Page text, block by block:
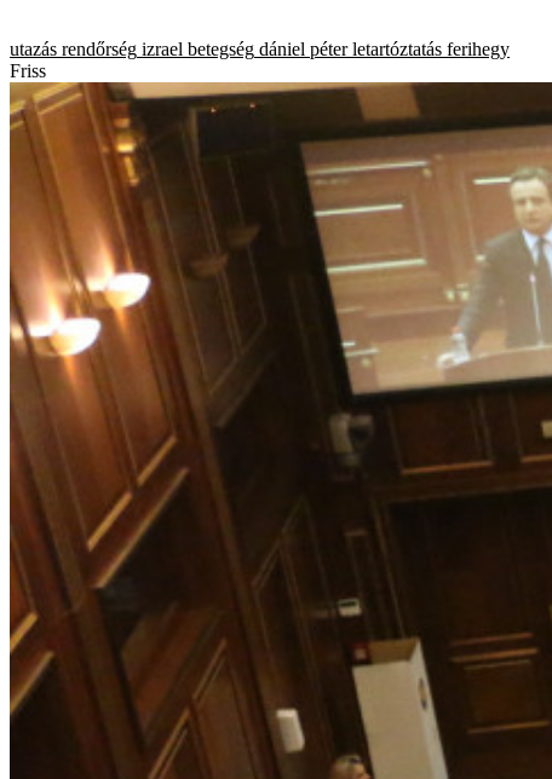
utazás rendőrség izrael betegség dániel péter letartóztatás ferihegy
Friss